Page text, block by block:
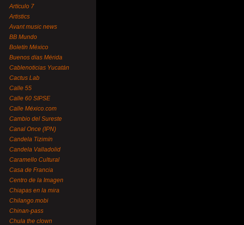
Artículo 7
Artistics
Avant music news
BB Mundo
Boletín México
Buenos días Mérida
Cablenoticias Yucatán
Cactus Lab
Calle 55
Calle 60 SIPSE
Calle México.com
Cambio del Sureste
Canal Once (IPN)
Candela Tizimín
Candela Valladolid
Caramello Cultural
Casa de Francia
Centro de la Imagen
Chiapas en la mira
Chilango.mobi
Chinan-pass
Chula the clown